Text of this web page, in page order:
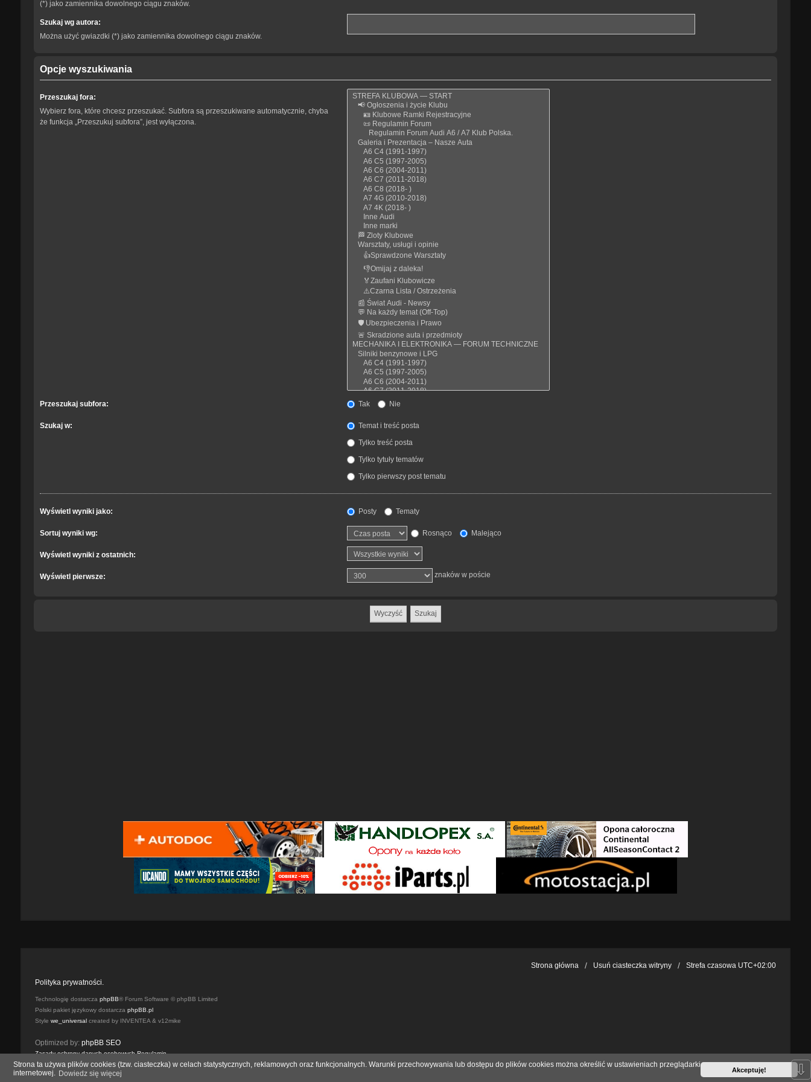
Strona ta używa plików cookies (tzw. ciasteczka) w celach statystycznych, reklamowych oraz funkcjonalnych. Warunki przechowywania lub dostępu do plików cookies można określić w ustawieniach przeglądarki
internetowej. Dowiedz się więcej Akceptuję!
(*) jako zamiennika dowolnego ciągu znaków.
Szukaj wg autora:
Można użyć gwiazdki (*) jako zamiennika dowolnego ciągu znaków.
Opcje wyszukiwania
Przeszukaj fora:
Wybierz fora, które chcesz przeszukać. Subfora są przeszukiwane automatycznie, chyba
że funkcja „Przeszukuj subfora”, jest wyłączona.
Przeszukaj subfora: Tak Nie
Szukaj w:
Temat i treść posta
Tylko treść posta
Tylko tytuły tematów
Tylko pierwszy post tematu
Wyświetl wyniki jako: Posty Tematy
Sortuj wyniki wg: Rosnąco Malejąco
Wyświetl wyniki z ostatnich:
Wyświetl pierwsze: znaków w poście
Strona główna Usuń ciasteczka witryny Strefa czasowa UTC+02:00
Polityka prywatności.
Technologię dostarcza phpBB® Forum Software © phpBB Limited
Polski pakiet językowy dostarcza phpBB.pl
Style we_universalcreated by INVENTEA & v12mike
Optimized by: phpBB SEO
Zasady ochrony danych osobowych Regulamin
⇩